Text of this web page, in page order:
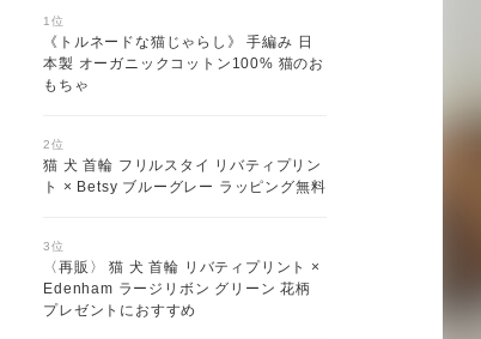
1位
《トルネードな猫じゃらし》 手編み 日
本製 オーガニックコットン100% 猫のお
もちゃ
2位
猫 犬 首輪 フリルスタイ リバティプリン
ト × Betsy ブルーグレー ラッピング無料
3位
〈再販〉 猫 犬 首輪 リバティプリント ×
Edenham ラージリボン グリーン 花柄
プレゼントにおすすめ